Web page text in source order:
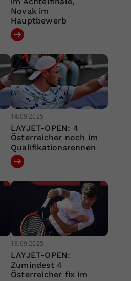
Novak im
Hauptbewerb
14.09.2025
LAYJET-OPEN: 4
Österreicher noch im
Qualifikationsrennen
13.09.2025
LAYJET-OPEN:
Zumindest 4
Österreicher fix im